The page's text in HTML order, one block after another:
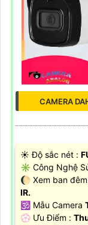
CAMERA
☀️ Độ sắc nét :
✳️ Công Nghệ
🌔 Xem ban
IR.
🕉️ Mẫu Camera
️💮 Ưu Điểm :